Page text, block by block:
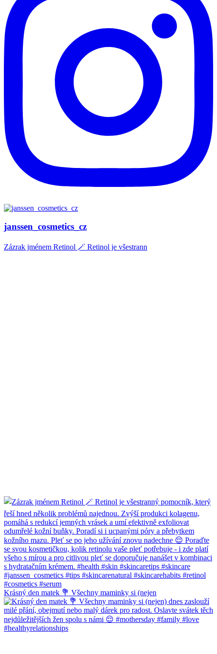
janssen_cosmetics_cz
Zázrak jménem Retinol 🪄 Retinol je všestrann
Krásný den matek 💐 Všechny maminky si (nejen